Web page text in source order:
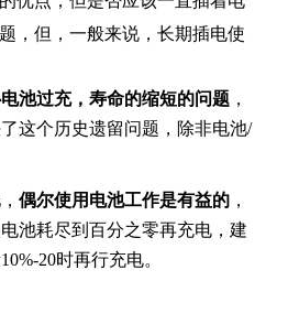
，但，一般来说，长期插电使
池过充，寿命的缩短的问题 ，
这个历史遗留问题，除非电池/
偶尔使用电池工作是有益的 ，
池耗尽到百分之零再充电，建
20时再行充电。